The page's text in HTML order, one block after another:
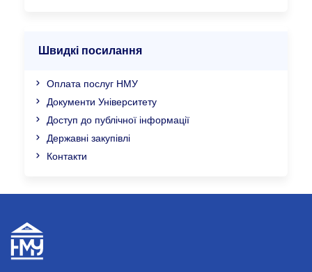
Швидкі посилання
Оплата послуг НМУ
Документи Університету
Доступ до публічної інформації
Державні закупівлі
Контакти